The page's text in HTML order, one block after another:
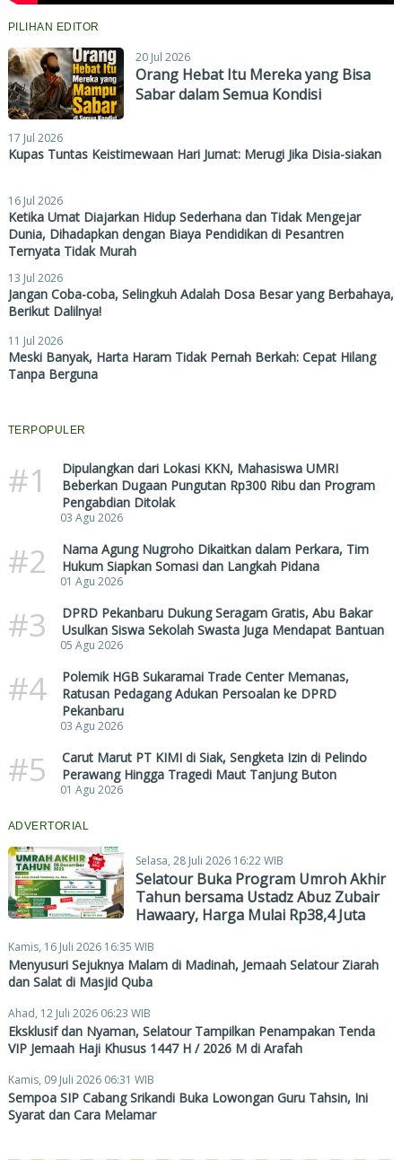
PILIHAN EDITOR
20 Jul 2026
Orang Hebat Itu Mereka yang Bisa
Sabar dalam Semua Kondisi
17 Jul 2026
Kupas Tuntas Keistimewaan Hari Jumat: Merugi Jika Disia-siakan
16 Jul 2026
Ketika Umat Diajarkan Hidup Sederhana dan Tidak Mengejar
Dunia, Dihadapkan dengan Biaya Pendidikan di Pesantren
Ternyata Tidak Murah
13 Jul 2026
Jangan Coba-coba, Selingkuh Adalah Dosa Besar yang Berbahaya,
Berikut Dalilnya!
11 Jul 2026
Meski Banyak, Harta Haram Tidak Pernah Berkah: Cepat Hilang
Tanpa Berguna
TERPOPULER
#1
Dipulangkan dari Lokasi KKN, Mahasiswa UMRI
Beberkan Dugaan Pungutan Rp300 Ribu dan Program
Pengabdian Ditolak
03 Agu 2026
#2
Nama Agung Nugroho Dikaitkan dalam Perkara, Tim
Hukum Siapkan Somasi dan Langkah Pidana
01 Agu 2026
#3
DPRD Pekanbaru Dukung Seragam Gratis, Abu Bakar
Usulkan Siswa Sekolah Swasta Juga Mendapat Bantuan
05 Agu 2026
#4
Polemik HGB Sukaramai Trade Center Memanas,
Ratusan Pedagang Adukan Persoalan ke DPRD
Pekanbaru
03 Agu 2026
#5
Carut Marut PT KIMI di Siak, Sengketa Izin di Pelindo
Perawang Hingga Tragedi Maut Tanjung Buton
01 Agu 2026
ADVERTORIAL
Selasa, 28 Juli 2026 16:22 WIB
Selatour Buka Program Umroh Akhir
Tahun bersama Ustadz Abuz Zubair
Hawaary, Harga Mulai Rp38,4 Juta
Kamis, 16 Juli 2026 16:35 WIB
Menyusuri Sejuknya Malam di Madinah, Jemaah Selatour Ziarah
dan Salat di Masjid Quba
Ahad, 12 Juli 2026 06:23 WIB
Eksklusif dan Nyaman, Selatour Tampilkan Penampakan Tenda
VIP Jemaah Haji Khusus 1447 H / 2026 M di Arafah
Kamis, 09 Juli 2026 06:31 WIB
Sempoa SIP Cabang Srikandi Buka Lowongan Guru Tahsin, Ini
Syarat dan Cara Melamar